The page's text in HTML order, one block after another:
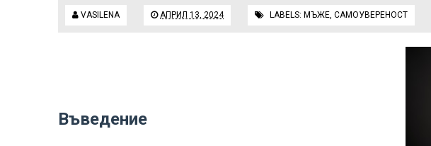
VASILENA АПРИЛ 13, 2024 LABELS: МЪЖЕ, САМОУВЕРЕНОСТ
Въведение